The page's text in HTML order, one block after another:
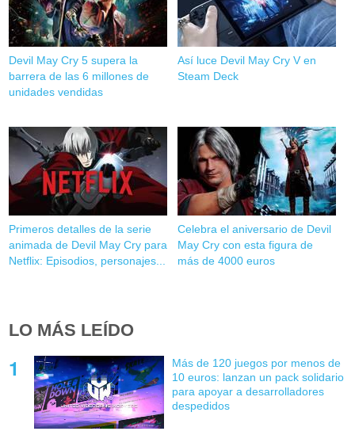
Devil May Cry 5 supera la
barrera de las 6 millones de
unidades vendidas
Así luce Devil May Cry V en
Steam Deck
Primeros detalles de la serie
animada de Devil May Cry para
Netflix: Episodios, personajes...
Celebra el aniversario de Devil
May Cry con esta figura de
más de 4000 euros
LO MÁS LEÍDO
Más de 120 juegos por menos de
10 euros: lanzan un pack solidario
para apoyar a desarrolladores
despedidos